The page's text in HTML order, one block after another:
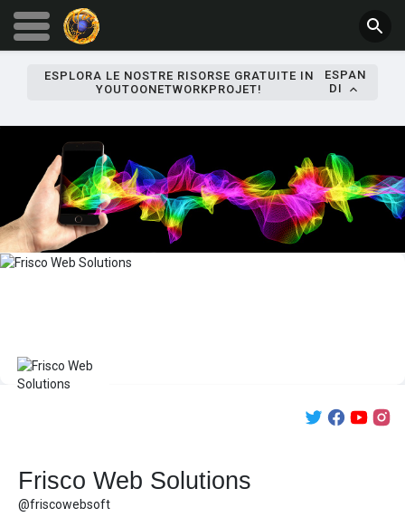
ESPLORA LE NOSTRE RISORSE GRATUITE IN
YOUTOONETWORKPROJET!
ESPAN
DI
Frisco Web Solutions
@friscowebsoft